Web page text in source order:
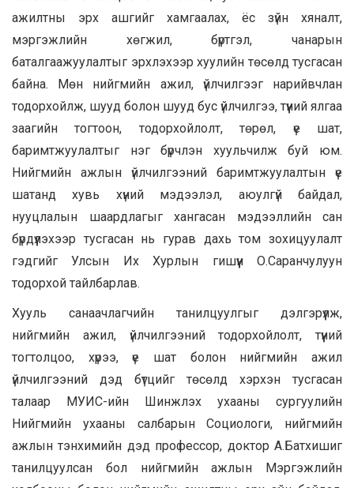
ажилтны эрх ашгийг хамгаалах, ёс зүйн хяналт,
мэргэжлийн хөгжил, бүртгэл, чанарын
баталгаажуулалтыг эрхлэхээр хуулийн төсөлд тусгасан
байна. Мөн нийгмийн ажил, үйлчилгээг нарийвчлан
тодорхойлж, шууд болон шууд бус үйлчилгээ, түүний ялгаа
заагийн тогтоон, тодорхойлолт, төрөл, үе шат,
баримтжуулалтыг нэг бүрчлэн хуульчилж буй юм.
Нийгмийн ажлын үйлчилгээний баримтжуулалтын үе
шатанд хувь хүний мэдээлэл, аюулгүй байдал,
нууцлалын шаардлагыг хангасан мэдээллийн сан
бүрдүүлэхээр тусгасан нь гурав дахь том зохицуулалт
гэдгийг Улсын Их Хурлын гишүүн О.Саранчулуун
тодорхой тайлбарлав.
Хууль санаачлагчийн танилцуулгыг дэлгэрүүлж,
нийгмийн ажил, үйлчилгээний тодорхойлолт, түүний
тогтолцоо, хүрээ, үе шат болон нийгмийн ажил
үйлчилгээний дэд бүтцийг төсөлд хэрхэн тусгасан
талаар МУИС-ийн Шинжлэх ухааны сургуулийн
Нийгмийн ухааны салбарын Социологи, нийгмийн
ажлын тэнхимийн дэд профессор, доктор А.Батхишиг
танилцуулсан бол нийгмийн ажлын Мэргэжлийн